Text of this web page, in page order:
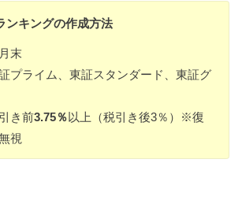
ンキングの作成方法
末
証プライム、東証スタンダード、東証グ
き前3.75％以上（税引き後3％）※復
視